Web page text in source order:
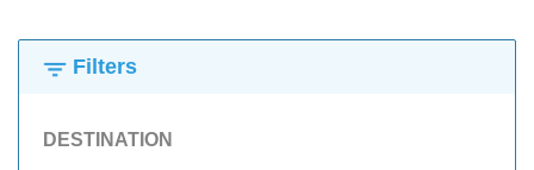
Filters
DESTINATION